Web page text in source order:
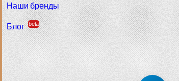
Наши бренды
Блог beta